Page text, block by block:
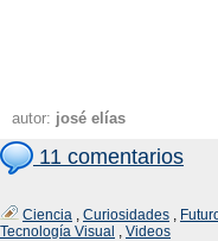
autor: josé elías
11 comentarios
Ciencia , Curiosidades ,
Tecnología Visual , Videos